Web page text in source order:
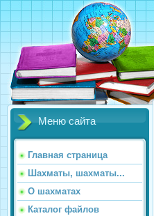
Меню сайта
Главная страница
Шахматы, шахматы...
О шахматах
Каталог файлов